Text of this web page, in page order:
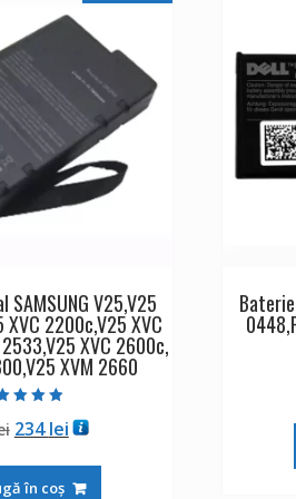
V25,V25
2200c,V25 XVC
XVC 2600c,
XVM 2660
4.50
din 5
Prețul
a
234leiPrețul
este:
în coș